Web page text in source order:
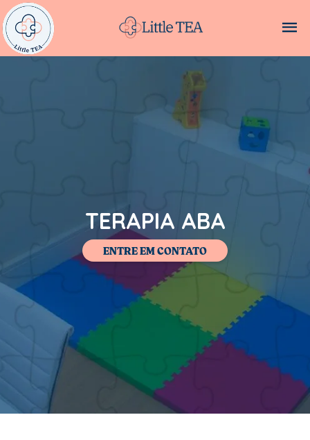
TERAPIA ABA
ENTRE EM CONTATO